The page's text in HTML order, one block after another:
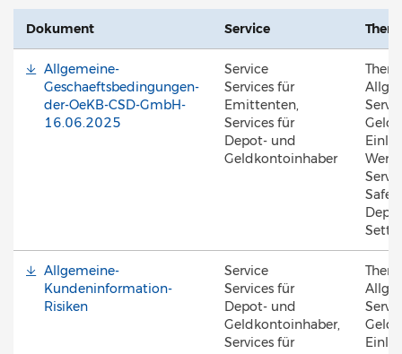
Dokument Service
Allgemeine-
Geschaeftsbedingungen-
der-OeKB-CSD-GmbH-
16.06.2025
Service
Services für
Emittenten,
Services für
Depot- und
Geldkontoinhaber
Allgemeine-
Kundeninformation-
Risiken
Service
Services für
Depot- und
Geldkontoinhaber,
Services für